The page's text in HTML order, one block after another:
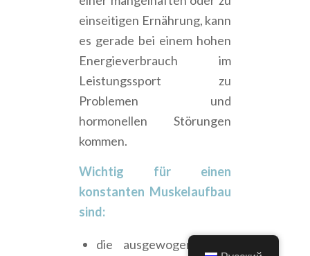
einseitigen Ernährung, kann
es gerade bei einem hohen
Energieverbrauch im
Leistungssport zu
Problemen und
hormonellen Störungen
kommen.
Wichtig für einen
konstanten Muskelaufbau
sind:
die ausgewogene und